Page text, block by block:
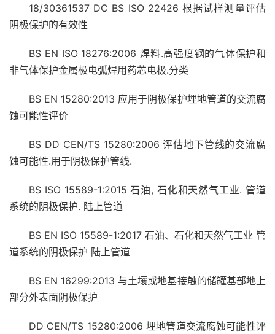
18/30361537 DC BS ISO 22426 根据试样测量评估
阴极保护的有效性
BS EN ISO 18276:2006 焊料.高强度钢的气体保护和
非气体保护金属极电弧焊用药芯电极.分类
BS EN 15280:2013 应用于阴极保护埋地管道的交流腐
蚀可能性评价
BS DD CEN/TS 15280:2006 评估地下管线的交流腐
蚀可能性.用于阴极保护管线.
BS ISO 15589-1:2015 石油, 石化和天然气工业. 管道
系统的阴极保护. 陆上管道
BS EN ISO 15589-1:2017 石油、石化和天然气工业 管
道系统的阴极保护 陆上管道
BS EN 16299:2013 与土壤或地基接触的储罐基部地上
部分外表面阴极保护
DD CEN/TS 15280:2006 埋地管道交流腐蚀可能性评